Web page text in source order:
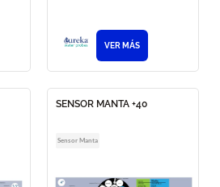
VER MÁS
SENSOR MANTA +40
Sensor Manta